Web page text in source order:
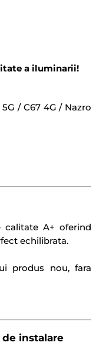
a iluminarii!
5G / C67 4G / Nazro
calitate A+ oferind
echilibrata.
produs nou, fara
instalare